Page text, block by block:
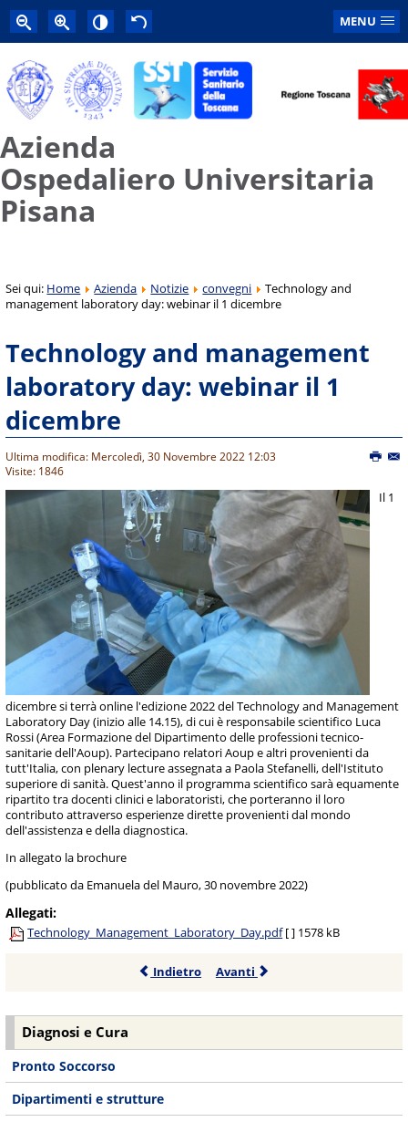
MENU
Azienda
Ospedaliero Universitaria
Pisana
Sei qui: Home Azienda Notizie convegni
Technology and
management laboratory day: webinar il 1 dicembre
Technology and management
laboratory day: webinar il 1
dicembre
Ultima modifica: Mercoledì, 30 Novembre 2022 12:03
Visite: 1846
Il 1
dicembre si terrà online l'edizione 2022 del Technology and Management
Laboratory Day (inizio alle 14.15), di cui è responsabile scientifico Luca
Rossi (Area Formazione del Dipartimento delle professioni tecnico-
sanitarie dell'Aoup). Partecipano relatori Aoup e altri provenienti da
tutt'Italia, con plenary lecture assegnata a Paola Stefanelli, dell'Istituto
superiore di sanità. Quest'anno il programma scientifico sarà equamente
ripartito tra docenti clinici e laboratoristi, che porteranno il loro
contributo attraverso esperienze dirette provenienti dal mondo
dell'assistenza e della diagnostica.
In allegato la brochure
(pubblicato da Emanuela del Mauro, 30 novembre 2022)
Allegati:
Technology_Management_Laboratory_Day.pdf [ ] 1578 kB
Indietro Avanti
Diagnosi e Cura
Pronto Soccorso
Dipartimenti e strutture